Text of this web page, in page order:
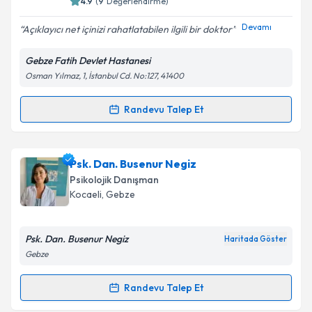
E-posta Adresiniz
Kişisel verilerimin işlenmesine ilişkinAydınlatma
'ni okudum ve kişisel verilerimin belirtilen
kapsamda işlenmesini kabul ediyorum.
Takvim Talebini Gönder
Açıklayıcı net içinizi rahatlatabilen ilgili bir doktor Devamı
Gebze Fatih Devlet Hastanesi
Osman Yılmaz, 1, İstanbul Cd. No:127, 41400
Randevu Talep Et
Randevu Takvimi Talebi
Uzm. Dr. Mustafa Oğuziçin randevu takvimi talebi
oluşturun. Size bu uzmandan randevu almanız için bir
takvim hazırlandığında e-posta ile bilgilendireceğiz.
Kişisel verilerimin işlenmesine ilişkin
Metni'ni okudum ve kişisel verilerimin belirtilen
Psk. Dan. Busenur Negiz
Psikolojik Danışman
Kocaeli, Gebze
Psk. Dan. Busenur Negiz Haritada Göster
Gebze
Randevu Talep Et
Randevu Takvimi Talebi